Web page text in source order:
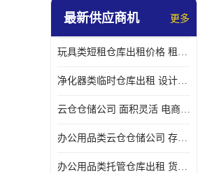
最新供应商机 更多
玩具类短租仓库出租价格 租期灵活 智能电商配套
净化器类临时仓库出租 设计简单 电商仓储物流战略合作
云仓仓储公司 面积灵活 电商仓储物流战略合作
办公用品类云仓仓储公司 存货周转很快 电商仓储物流战略整合
办公用品类托管仓库出租 货物装卸方便 电商仓储物流战略合作